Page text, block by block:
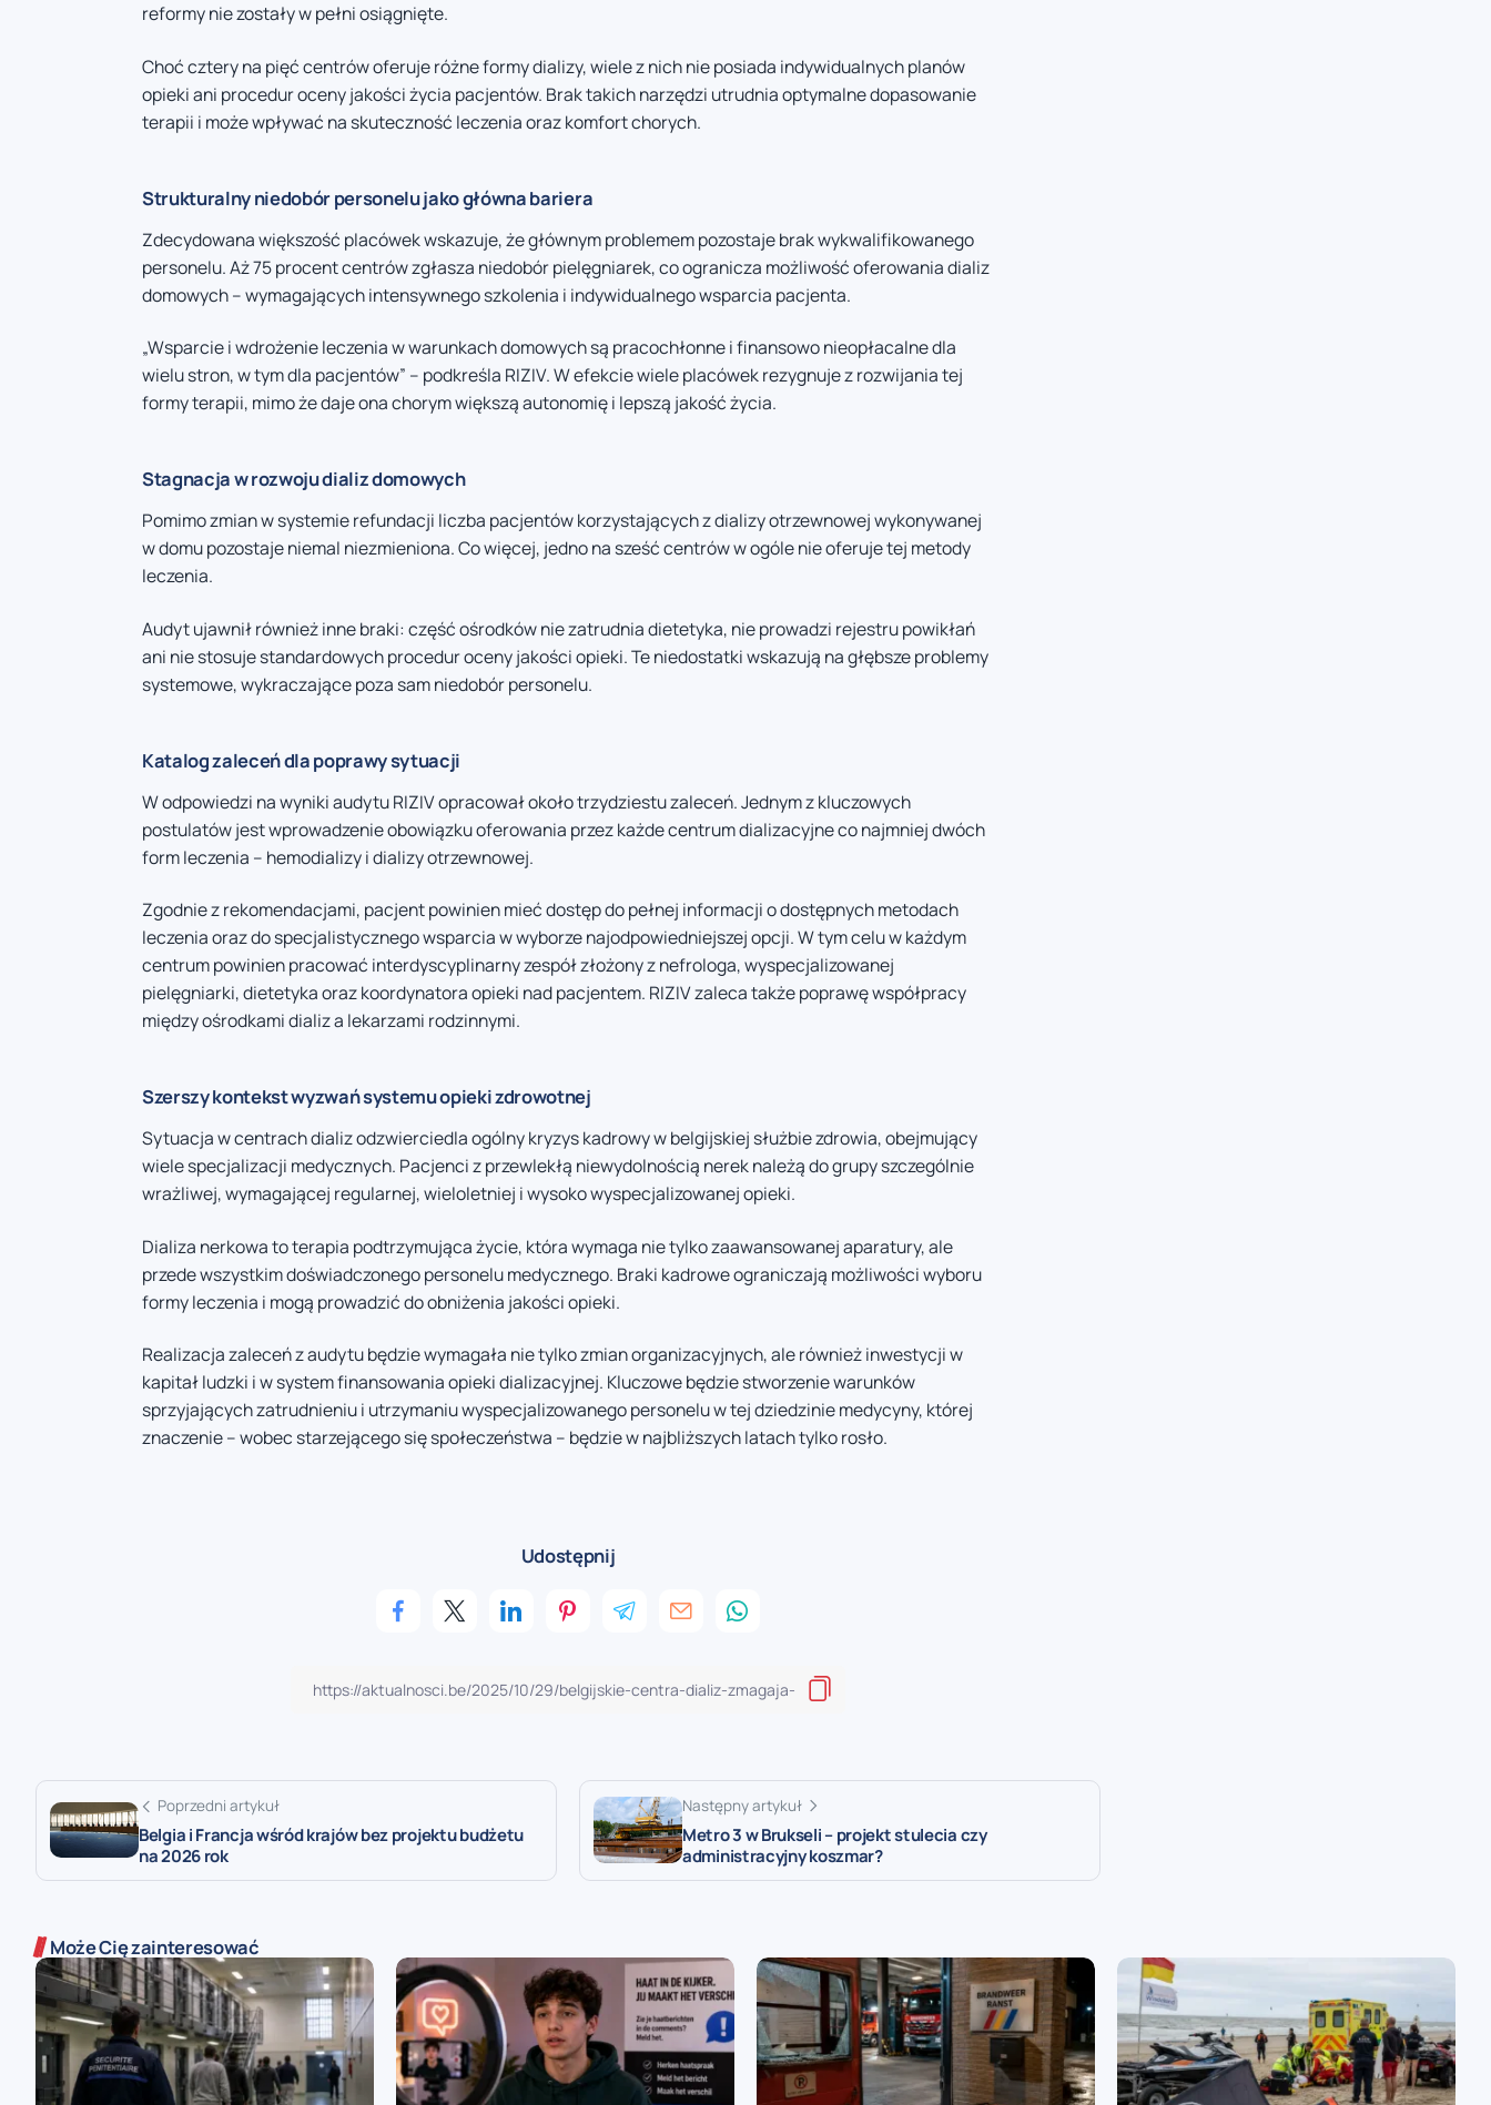
reformy nie zostały w pełni osiągnięte.
Choć cztery na pięć centrów oferuje różne formy dializy, wiele z nich nie posiada indywidualnych planów
opieki ani procedur oceny jakości życia pacjentów. Brak takich narzędzi utrudnia optymalne dopasowanie
terapii i może wpływać na skuteczność leczenia oraz komfort chorych.
Strukturalny niedobór personelu jako główna bariera
Zdecydowana większość placówek wskazuje, że głównym problemem pozostaje brak wykwalifikowanego
personelu. Aż 75 procent centrów zgłasza niedobór pielęgniarek, co ogranicza możliwość oferowania dializ
domowych – wymagających intensywnego szkolenia i indywidualnego wsparcia pacjenta.
„Wsparcie i wdrożenie leczenia w warunkach domowych są pracochłonne i finansowo nieopłacalne dla
wielu stron, w tym dla pacjentów” – podkreśla RIZIV. W efekcie wiele placówek rezygnuje z rozwijania tej
formy terapii, mimo że daje ona chorym większą autonomię i lepszą jakość życia.
Stagnacja w rozwoju dializ domowych
Pomimo zmian w systemie refundacji liczba pacjentów korzystających z dializy otrzewnowej wykonywanej
w domu pozostaje niemal niezmieniona. Co więcej, jedno na sześć centrów w ogóle nie oferuje tej metody
leczenia.
Audyt ujawnił również inne braki: część ośrodków nie zatrudnia dietetyka, nie prowadzi rejestru powikłań
ani nie stosuje standardowych procedur oceny jakości opieki. Te niedostatki wskazują na głębsze problemy
systemowe, wykraczające poza sam niedobór personelu.
Katalog zaleceń dla poprawy sytuacji
W odpowiedzi na wyniki audytu RIZIV opracował około trzydziestu zaleceń. Jednym z kluczowych
postulatów jest wprowadzenie obowiązku oferowania przez każde centrum dializacyjne co najmniej dwóch
form leczenia – hemodializy i dializy otrzewnowej.
Zgodnie z rekomendacjami, pacjent powinien mieć dostęp do pełnej informacji o dostępnych metodach
leczenia oraz do specjalistycznego wsparcia w wyborze najodpowiedniejszej opcji. W tym celu w każdym
centrum powinien pracować interdyscyplinarny zespół złożony z nefrologa, wyspecjalizowanej
pielęgniarki, dietetyka oraz koordynatora opieki nad pacjentem. RIZIV zaleca także poprawę współpracy
między ośrodkami dializ a lekarzami rodzinnymi.
Szerszy kontekst wyzwań systemu opieki zdrowotnej
Sytuacja w centrach dializ odzwierciedla ogólny kryzys kadrowy w belgijskiej służbie zdrowia, obejmujący
wiele specjalizacji medycznych. Pacjenci z przewlekłą niewydolnością nerek należą do grupy szczególnie
wrażliwej, wymagającej regularnej, wieloletniej i wysoko wyspecjalizowanej opieki.
Dializa nerkowa to terapia podtrzymująca życie, która wymaga nie tylko zaawansowanej aparatury, ale
przede wszystkim doświadczonego personelu medycznego. Braki kadrowe ograniczają możliwości wyboru
formy leczenia i mogą prowadzić do obniżenia jakości opieki.
Realizacja zaleceń z audytu będzie wymagała nie tylko zmian organizacyjnych, ale również inwestycji w
kapitał ludzki i w system finansowania opieki dializacyjnej. Kluczowe będzie stworzenie warunków
sprzyjających zatrudnieniu i utrzymaniu wyspecjalizowanego personelu w tej dziedzinie medycyny, której
znaczenie – wobec starzejącego się społeczeństwa – będzie w najbliższych latach tylko rosło.
Udostępnij
Poprzedni artykuł
Belgia i Francja wśród krajów bez projektu budżetu
na 2026 rok
Następny artykuł
Metro 3 w Brukseli – projekt stulecia czy
administracyjny koszmar?
Może Cię zainteresować